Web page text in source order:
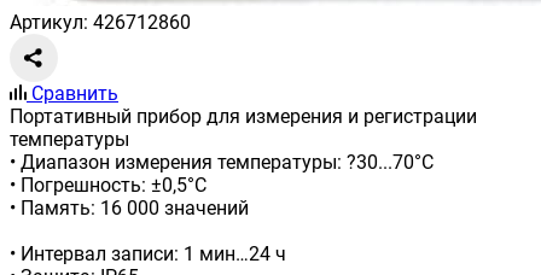
Артикул: 426712860
Сравнить
Портативный прибор для измерения и регистрации
температуры
• Диапазон измерения температуры: ?30...70°С
• Погрешность: ±0,5°C
• Память: 16 000 значений
• Интервал записи: 1 мин…24 ч